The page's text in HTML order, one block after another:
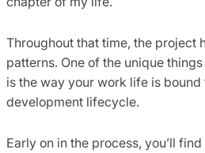
Throughout that time, the project
patterns. One of the unique
is the way your work life is
development lifecycle.
Early on in the process, you’ll